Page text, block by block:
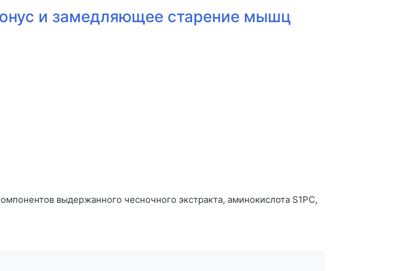
и замедляющее старение мышц
выдержанного чесночного экстракта, аминокислота S1PC,